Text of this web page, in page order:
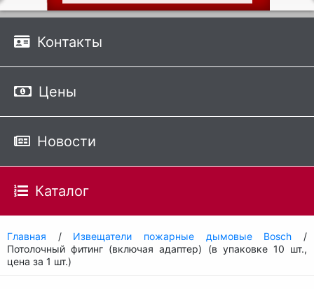
Контакты
Цены
Новости
Каталог
Главная / Извещатели пожарные дымовые Bosch /
Потолочный фитинг (включая адаптер) (в упаковке 10 шт.,
цена за 1 шт.)